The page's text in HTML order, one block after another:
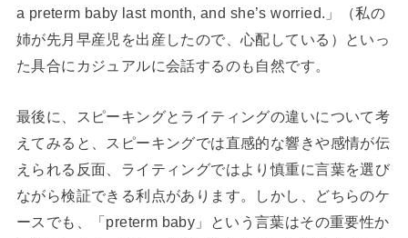
a preterm baby last month, and she’s worried.」（私の
姉が先月早産児を出産したので、心配している）といっ
た具合にカジュアルに会話するのも自然です。
最後に、スピーキングとライティングの違いについて考
えてみると、スピーキングでは直感的な響きや感情が伝
えられる反面、ライティングではより慎重に言葉を選び
ながら検証できる利点があります。しかし、どちらのケ
ースでも、「preterm baby」という言葉はその重要性か